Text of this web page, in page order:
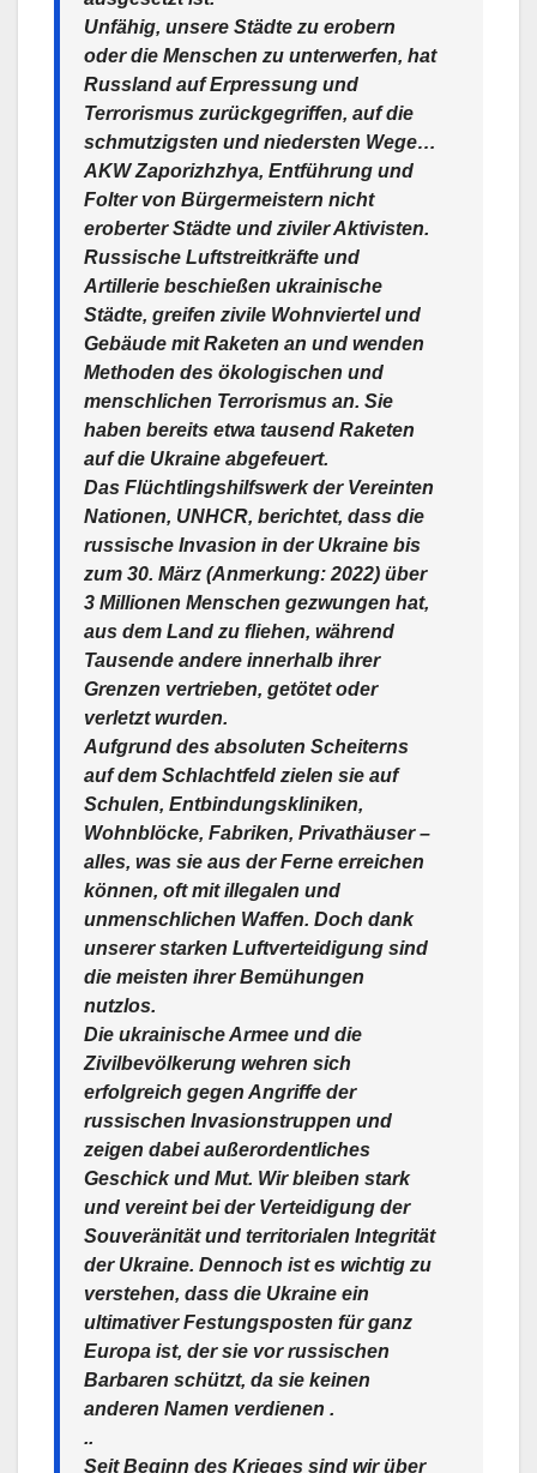
Unfähig, unsere Städte zu erobern
oder die Menschen zu unterwerfen, hat
Russland auf Erpressung und
Terrorismus zurückgegriffen, auf die
schmutzigsten und niedersten Wege…
AKW Zaporizhzhya, Entführung und
Folter von Bürgermeistern nicht
eroberter Städte und ziviler Aktivisten.
Russische Luftstreitkräfte und
Artillerie beschießen ukrainische
Städte, greifen zivile Wohnviertel und
Gebäude mit Raketen an und wenden
Methoden des ökologischen und
menschlichen Terrorismus an. Sie
haben bereits etwa tausend Raketen
auf die Ukraine abgefeuert.
Das Flüchtlingshilfswerk der Vereinten
Nationen, UNHCR, berichtet, dass die
russische Invasion in der Ukraine bis
zum 30. März (Anmerkung: 2022) über
3 Millionen Menschen gezwungen hat,
aus dem Land zu fliehen, während
Tausende andere innerhalb ihrer
Grenzen vertrieben, getötet oder
verletzt wurden.️
Aufgrund des absoluten Scheiterns
auf dem Schlachtfeld zielen sie auf
Schulen, Entbindungskliniken,
Wohnblöcke, Fabriken, Privathäuser –
alles, was sie aus der Ferne erreichen
können, oft mit illegalen und
unmenschlichen Waffen. Doch dank
unserer starken Luftverteidigung sind
die meisten ihrer Bemühungen
nutzlos.
Die ukrainische Armee und die
Zivilbevölkerung wehren sich
erfolgreich gegen Angriffe der
russischen Invasionstruppen und
zeigen dabei außerordentliches
Geschick und Mut. Wir bleiben stark
und vereint bei der Verteidigung der
Souveränität und territorialen Integrität
der Ukraine.️ Dennoch ist es wichtig zu
verstehen, dass die Ukraine ein
ultimativer Festungsposten für ganz
Europa ist, der sie vor russischen
Barbaren schützt, da sie keinen
anderen Namen verdienen .
..
Seit Beginn des Krieges sind wir über